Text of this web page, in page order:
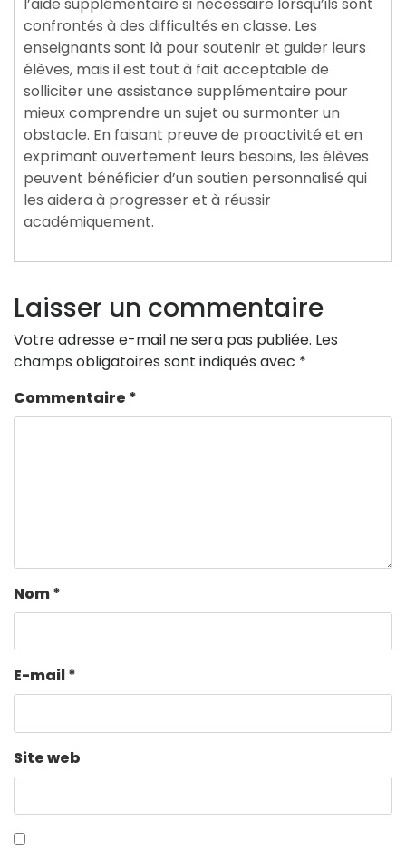
confrontés à des difficultés en classe. Les
enseignants sont là pour soutenir et guider leurs
élèves, mais il est tout à fait acceptable de
solliciter une assistance supplémentaire pour
mieux comprendre un sujet ou surmonter un
obstacle. En faisant preuve de proactivité et en
exprimant ouvertement leurs besoins, les élèves
peuvent bénéficier d’un soutien personnalisé qui
les aidera à progresser et à réussir
académiquement.
Laisser un commentaire
Votre adresse e-mail ne sera pas publiée. Les
champs obligatoires sont indiqués avec *
Commentaire *
Nom*
E-mail*
Site web